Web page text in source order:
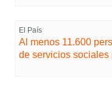
El País
Al menos 11.600
de servicios sociales